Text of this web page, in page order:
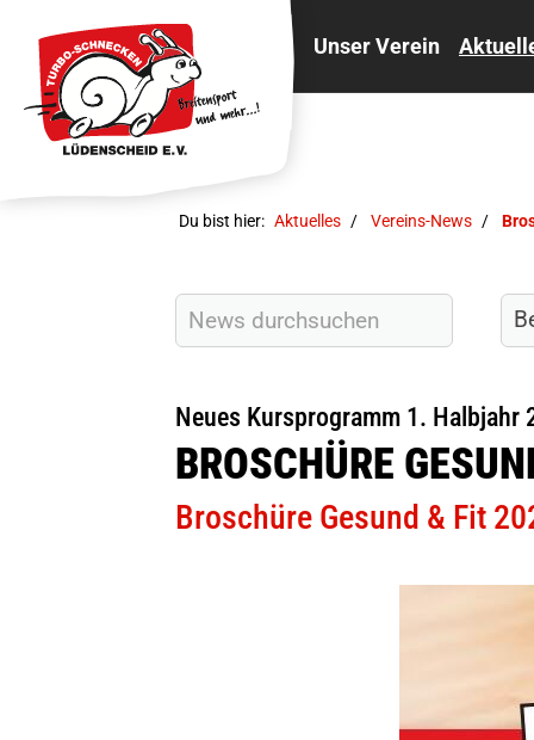
Unser Verein
Du bist hier: Aktuelles Vereins-News
Neues Kursprogramm 1. Halbjahr
BROSCHÜRE
Broschüre Gesund & Fit
Turbo-Schnecken Lüdenscheid